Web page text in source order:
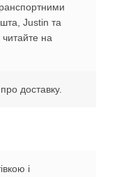
Justin та
на
доставку.
і